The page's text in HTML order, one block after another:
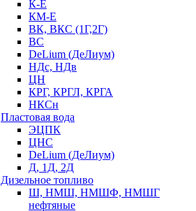
К-Е
КМ-Е
ВК, ВКС (1Г,2Г)
ВС
DeLium (ДеЛиум)
НДс, НДв
ЦН
КРГ, КРГЛ, КРГА
НКСн
Пластовая вода
ЭЦПК
ЦНС
DeLium (ДеЛиум)
Д, 1Д, 2Д
Дизельное топливо
Ш, НМШ, НМШФ, НМШГ
нефтяные